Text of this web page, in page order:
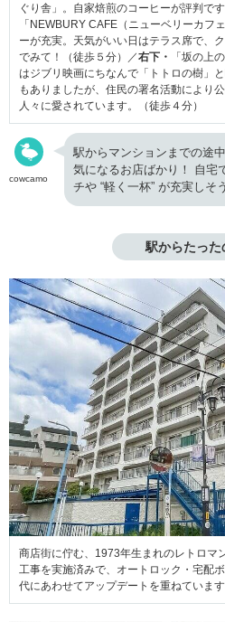
ぐり舎」。自家焙煎のコーヒーが評判で
「NEWBURY CAFE（ニューベリーカフ
ーが充実。天気がいい日はテラス席で、
でみて！（徒歩５分）／右下・
「坂の上
はジブリ映画にちなんで「トトロの樹」
もありましたが、住民の署名活動により
人々に愛されています。（徒歩４分）
cowcamo
駅からマンションまでの途
気になるお店ばかり！ 自宅
チや “軽く一杯” が充実しそ
駅からたった
商店街に佇む、1973年生まれのレトロマ
工事を実施済みで、オートロック・宅配
代にあわせてアップデートを重ねています